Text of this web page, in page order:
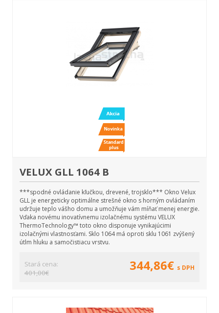
VELUX GLL 1064 B
***spodné ovládanie kľučkou, drevené, trojsklo*** Okno Velux
GLL je energeticky optimálne strešné okno s horným ovládaním
udržuje teplo vášho domu a umožňuje vám míňať menej energie.
Vďaka novému inovatívnemu izolačnému systému VELUX
ThermoTechnology™ toto okno disponuje vynikajúcimi
izolačnými vlastnosťami. Sklo 1064 má oproti sklu 1061 zvýšený
útlm hluku a samočistiacu vrstvu.
Stará cena:
401,00€
344,86€ s DPH